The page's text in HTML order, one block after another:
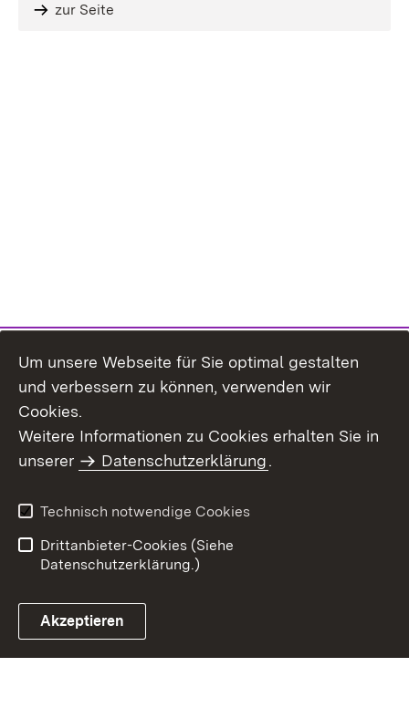
zur Seite
Benutzungshinweise
Erklärung zur
Um unsere Webseite für Sie optimal gestalten
und verbessern zu können, verwenden wir
Cookies.
Weitere Informationen zu Cookies erhalten Sie in
unserer
Datenschutzerklärung.
Technisch notwendige Cookies
Drittanbieter-Cookies (Siehe
Datenschutzerklärung.)
Akzeptieren